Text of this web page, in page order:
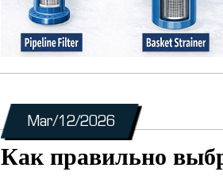
Mar/12/2026
Как правильно